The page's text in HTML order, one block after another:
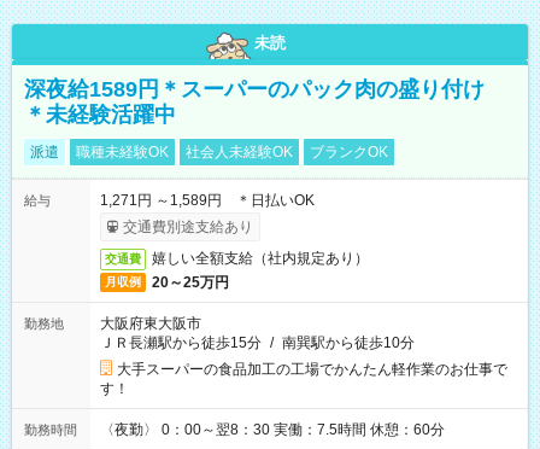
日直あわせて、月10～11日の勤務
未読
深夜給1589円＊スーパーのパック肉の盛り付け
＊未経験活躍中
派遣 職種未経験OK 社会人未経験OK ブランクOK
給与
1,271円 ～1,589円 ＊日払いOK
交通費別途支給あり
交通費 嬉しい全額支給（社内規定あり）
月収例 20～25万円
勤務地
大阪府東大阪市
ＪＲ長瀬駅から徒歩15分 / 南巽駅から徒歩10分
大手スーパーの食品加工の工場でかんたん軽作業のお仕事で
す！
勤務時間 〈夜勤〉 0：00～翌8：30 実働：7.5時間 休憩：60分